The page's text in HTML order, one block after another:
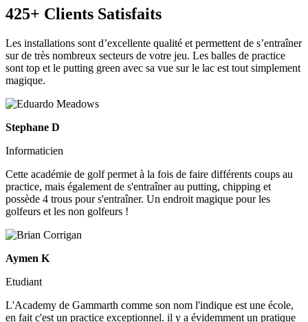
425+ Clients Satisfaits
Les installations sont d’excellente qualité et permettent de s’entraîner
sur de très nombreux secteurs de votre jeu. Les balles de practice
sont top et le putting green avec sa vue sur le lac est tout simplement
magique.
Stephane D
Informaticien
Cette académie de golf permet à la fois de faire différents coups au
practice, mais également de s'entraîner au putting, chipping et
possède 4 trous pour s'entraîner. Un endroit magique pour les
golfeurs et les non golfeurs !
Aymen K
Etudiant
L'Academy de Gammarth comme son nom l'indique est une école,
en fait c'est un practice exceptionnel. il y a évidemment un pratique